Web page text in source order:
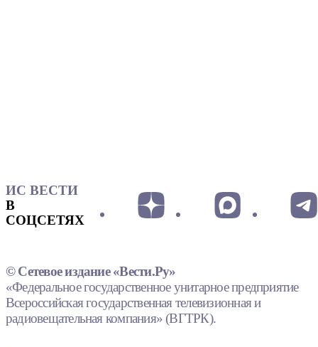
ИС ВЕСТИ
В
СОЦСЕТЯХ
© Сетевое издание «Вести.Ру»
«Федеральное государственное унитарное предприятие
Всероссийская государственная телевизионная и
радиовещательная компания» (ВГТРК).